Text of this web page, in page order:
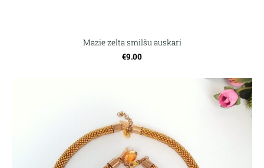
Mazie zelta smilšu auskari
€9.00